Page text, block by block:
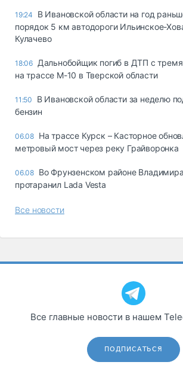
19:24
В Ивановской области на год
порядок 5 км автодороги Ильинское-
Кулачево
18:06 Дальнобойщик погиб в ДТП с
на трассе М-10 в Тверской области
11:50
В Ивановской области за неделю
бензин
06.08 На трассе Курск – Касторное
метровый мост через реку Грайворонка
06.08 Во Фрунзенском районе
протаранил Lada Vesta
Все новости
Все главные новости в нашем
ПОДПИСАТЬСЯ